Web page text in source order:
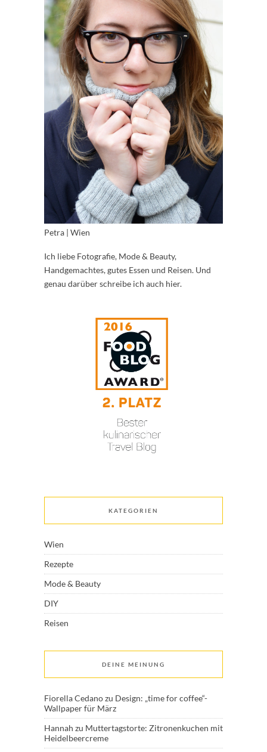
Petra | Wien
Ich liebe Fotografie, Mode & Beauty,
Handgemachtes, gutes Essen und Reisen. Und
genau darüber schreibe ich auch hier.
KATEGORIEN
Wien
Rezepte
Mode & Beauty
DIY
Reisen
DEINE MEINUNG
Fiorella Cedanozu Design: „time for coffee“-
Wallpaper für März
Hannah zu Muttertagstorte: Zitronenkuchen mit
Heidelbeercreme